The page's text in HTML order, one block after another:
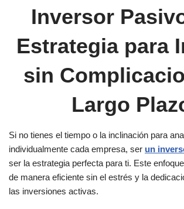
Inversor
Estrategia para
sin
Largo
Si no tienes el tiempo o la inclinación para
individualmente cada empresa, ser un
ser la estrategia perfecta para ti. Este
de manera eficiente sin el estrés y la
las inversiones activas.